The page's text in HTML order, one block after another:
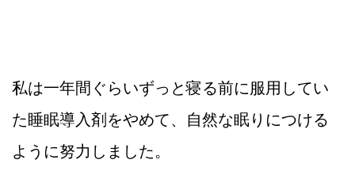
私は一年間ぐらいずっと寝る前に服用してい
た睡眠導入剤をやめて、自然な眠りにつける
ように努力しました。